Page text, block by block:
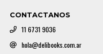
CONTACTANOS
11 6731 9036
hola@delibooks.com.ar